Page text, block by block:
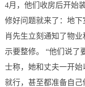
4月，他们收房后开始
修好问题就来了：地下
肖先生立刻通知了物
示要整修。 “他们说了
士称，她和丈夫一开
就行，甚至都准备自己